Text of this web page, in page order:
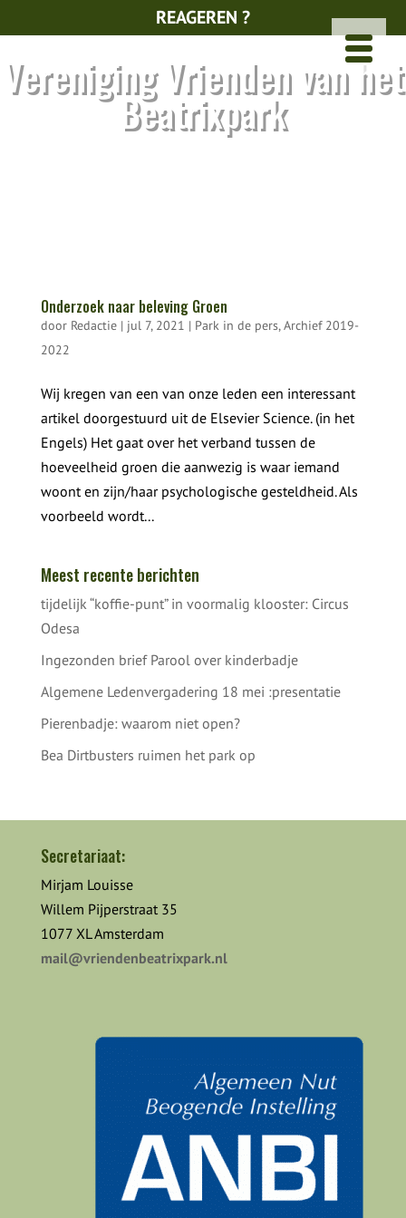
REAGEREN ?
Vereniging Vrienden van het
Beatrixpark
Onderzoek naar beleving Groen
door Redactie| jul 7, 2021 | Park in de pers,Archief 2019-
2022
Wij kregen van een van onze leden een interessant
artikel doorgestuurd uit de Elsevier Science. (in het
Engels) Het gaat over het verband tussen de
hoeveelheid groen die aanwezig is waar iemand
woont en zijn/haar psychologische gesteldheid. Als
voorbeeld wordt...
Meest recente berichten
tijdelijk “koffie-punt” in voormalig klooster: Circus
Odesa
Ingezonden brief Parool over kinderbadje
Algemene Ledenvergadering 18 mei :presentatie
Pierenbadje: waarom niet open?
Bea Dirtbusters ruimen het park op
Secretariaat:
Mirjam Louisse
Willem Pijperstraat 35
1077 XL Amsterdam
mail@vriendenbeatrixpark.nl